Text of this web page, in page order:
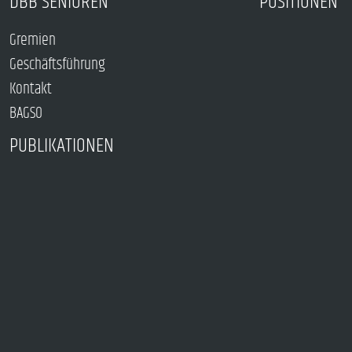
Gremien
Geschäftsführung
Kontakt
BAGSO
PUBLIKATIONEN